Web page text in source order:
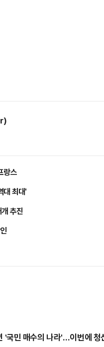
랑스
대 최대'
추진
'국민 매수의 나라'…이번에 청